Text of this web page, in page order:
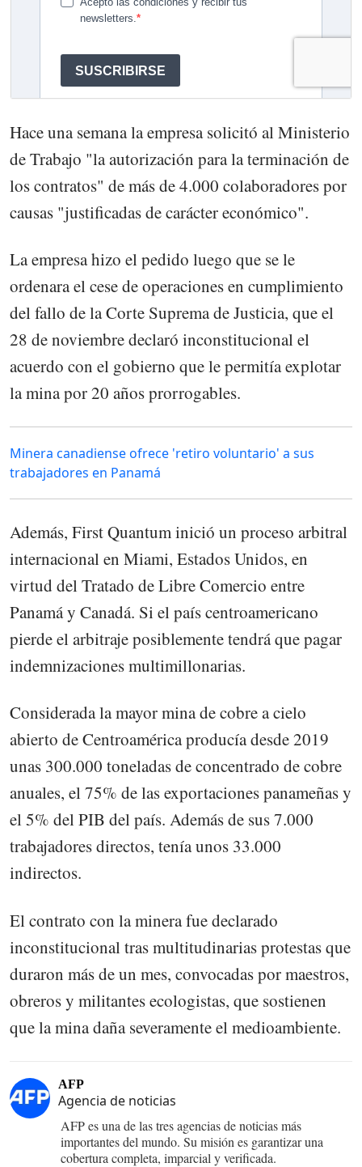
Hace una semana la empresa solicitó al Ministerio
de Trabajo "la autorización para la terminación de
los contratos" de más de 4.000 colaboradores por
causas "justificadas de carácter económico".
La empresa hizo el pedido luego que se le
ordenara el cese de operaciones en cumplimiento
del fallo de la Corte Suprema de Justicia, que el
28 de noviembre declaró inconstitucional el
acuerdo con el gobierno que le permitía explotar
la mina por 20 años prorrogables.
Minera canadiense ofrece 'retiro voluntario' a sus
trabajadores en Panamá
Además, First Quantum inició un proceso arbitral
internacional en Miami, Estados Unidos, en
virtud del Tratado de Libre Comercio entre
Panamá y Canadá. Si el país centroamericano
pierde el arbitraje posiblemente tendrá que pagar
indemnizaciones multimillonarias.
Considerada la mayor mina de cobre a cielo
abierto de Centroamérica producía desde 2019
unas 300.000 toneladas de concentrado de cobre
anuales, el 75% de las exportaciones panameñas y
el 5% del PIB del país. Además de sus 7.000
trabajadores directos, tenía unos 33.000
indirectos.
El contrato con la minera fue declarado
inconstitucional tras multitudinarias protestas que
duraron más de un mes, convocadas por maestros,
obreros y militantes ecologistas, que sostienen
que la mina daña severamente el medioambiente.
AFP
Agencia de noticias
AFP es una de las tres agencias de noticias más
importantes del mundo. Su misión es garantizar una
cobertura completa, imparcial y verificada.